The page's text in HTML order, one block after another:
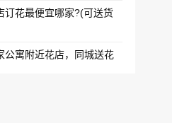
订花最便宜哪家?(可送货
公寓附近花店，同城送花